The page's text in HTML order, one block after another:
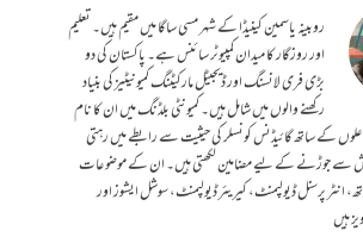
روبینہ یاسمین کینیڈا کے شہر مسی ساگا میں مقیم ہیں۔ تعلیم
اور روزگار کا میدان کمپیوٹر سائنس ہے۔ پاکستان کی دو
بڑی فری لانسنگ اور ڈیجیٹل مارکیٹنگ کمیونیٹیز کی بنیاد
رکھنے والوں میں شامل ہیں۔ کمیونٹی بلڈنگ میں ان کا نام
کے ساتھ گائیڈنس کونسلر کی حیثیت سے رابطے میں رہتی
سے جوڑنے کے لیے مضامین لکھتی ہیں۔ ان کے موضوعات
انٹر پرسنل ڈیولپمنٹ، کیریئر ڈیولپمنٹ، سوشل ایشوز اور
ہیں